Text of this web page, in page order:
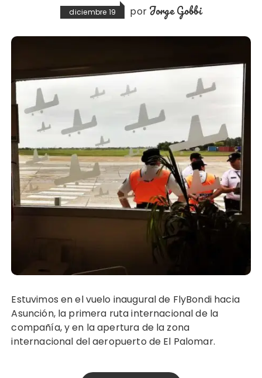
diciembre 19 por Jorge Gobbi
Estuvimos en el vuelo inaugural de FlyBondi hacia
Asunción, la primera ruta internacional de la
compañía, y en la apertura de la zona
internacional del aeropuerto de El Palomar.